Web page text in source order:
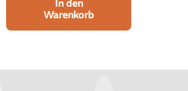
In den
Warenkorb